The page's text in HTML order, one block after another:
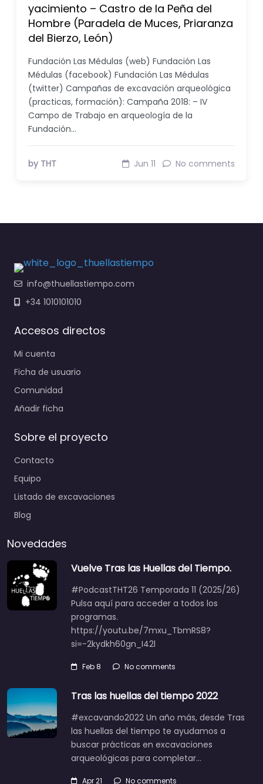
yacimiento – Castro de la Peña del
Hombre (Paradela de Muces, Priaranza
del Bierzo, León)
Fundación Las Médulas (web) Fundación Las
Médulas (facebook) Fundación Las Médulas
(twitter) Campañas de excavación arqueológica
(practicas, formación): Campaña 2018: – IV
Campo de Trabajo en arqueología de la
Fundación…
by THT Jun 11 No comments
info@thuellastiempo.com
+34 1010101010
Accesos directos
Mi cuenta
Ficha de usuario
Comunidad
Añadir ficha
Sobre el proyecto
Contacto
Equipo
Listado de excavaciones
Blog
Novedades
Vuelve Tras las Huellas del Tiempo.
#PodcastTHT26 Temporada 11 (2025/26)
Pulsa aquí para acceder a todos los
programas.
https://youtu.be/7mxu_TbmRS8?
si=-2kydkh60gn_I42l
Feb 8 No comments
Tras las huellas del tiempo 2022
#excavando2022 Un año más, desde Tras
las huellas del tiempo te ayudamos a
buscar prácticas en excavaciones
arqueológicas para completar…
Apr 21 No comments